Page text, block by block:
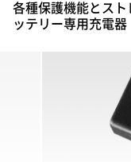
各種保護機能とス
ッテリー専用充電器